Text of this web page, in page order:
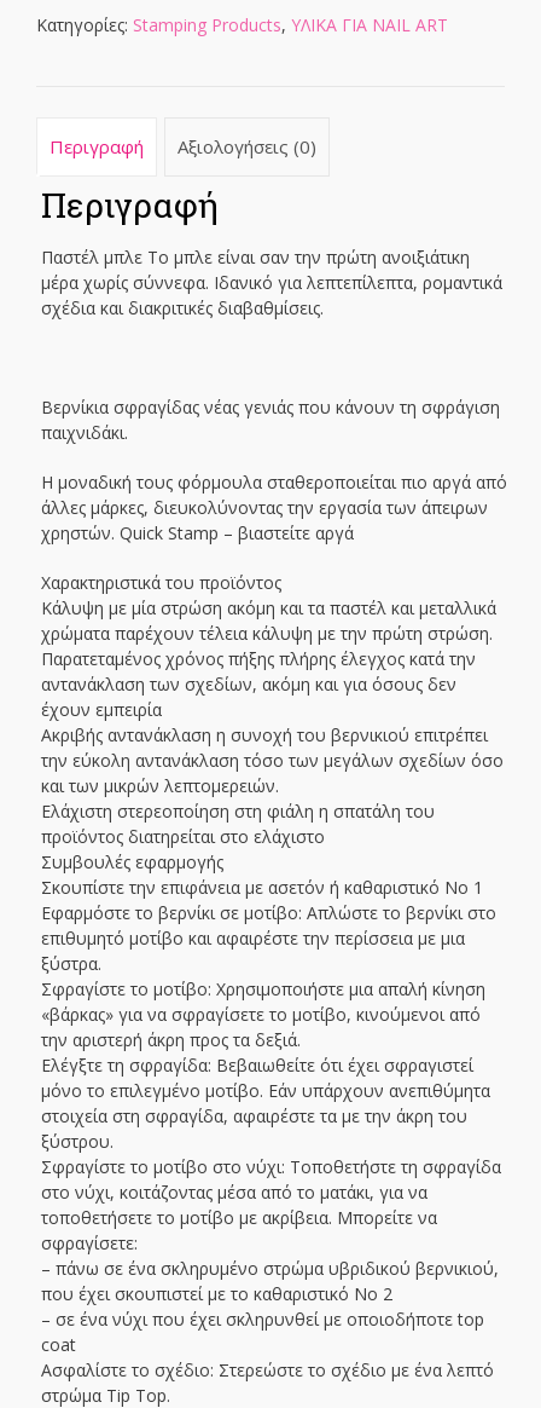
Bieski
Κατηγορίες: Stamping Products, ΥΛΙΚΑ ΓΙΑ NAIL ART
Περιγραφή Αξιολογήσεις (0)
Περιγραφή
Παστέλ μπλε Το μπλε είναι σαν την πρώτη ανοιξιάτικη
μέρα χωρίς σύννεφα. Ιδανικό για λεπτεπίλεπτα, ρομαντικά
σχέδια και διακριτικές διαβαθμίσεις.
Βερνίκια σφραγίδας νέας γενιάς που κάνουν τη σφράγιση
παιχνιδάκι.
Η μοναδική τους φόρμουλα σταθεροποιείται πιο αργά από
άλλες μάρκες, διευκολύνοντας την εργασία των άπειρων
χρηστών. Quick Stamp – βιαστείτε αργά
Χαρακτηριστικά του προϊόντος
Κάλυψη με μία στρώση ακόμη και τα παστέλ και μεταλλικά
χρώματα παρέχουν τέλεια κάλυψη με την πρώτη στρώση.
Παρατεταμένος χρόνος πήξης πλήρης έλεγχος κατά την
αντανάκλαση των σχεδίων, ακόμη και για όσους δεν
έχουν εμπειρία
Ακριβής αντανάκλαση η συνοχή του βερνικιού επιτρέπει
την εύκολη αντανάκλαση τόσο των μεγάλων σχεδίων όσο
και των μικρών λεπτομερειών.
Ελάχιστη στερεοποίηση στη φιάλη η σπατάλη του
προϊόντος διατηρείται στο ελάχιστο
Συμβουλές εφαρμογής
Σκουπίστε την επιφάνεια με ασετόν ή καθαριστικό Νο 1
Εφαρμόστε το βερνίκι σε μοτίβο: Απλώστε το βερνίκι στο
επιθυμητό μοτίβο και αφαιρέστε την περίσσεια με μια
ξύστρα.
Σφραγίστε το μοτίβο: Χρησιμοποιήστε μια απαλή κίνηση
«βάρκας» για να σφραγίσετε το μοτίβο, κινούμενοι από
την αριστερή άκρη προς τα δεξιά.
Ελέγξτε τη σφραγίδα: Βεβαιωθείτε ότι έχει σφραγιστεί
μόνο το επιλεγμένο μοτίβο. Εάν υπάρχουν ανεπιθύμητα
στοιχεία στη σφραγίδα, αφαιρέστε τα με την άκρη του
ξύστρου.
Σφραγίστε το μοτίβο στο νύχι: Τοποθετήστε τη σφραγίδα
στο νύχι, κοιτάζοντας μέσα από το ματάκι, για να
τοποθετήσετε το μοτίβο με ακρίβεια. Μπορείτε να
σφραγίσετε:
– πάνω σε ένα σκληρυμένο στρώμα υβριδικού βερνικιού,
που έχει σκουπιστεί με το καθαριστικό Νο 2
– σε ένα νύχι που έχει σκληρυνθεί με οποιοδήποτε top
coat
Ασφαλίστε το σχέδιο: Στερεώστε το σχέδιο με ένα λεπτό
στρώμα Tip Top.